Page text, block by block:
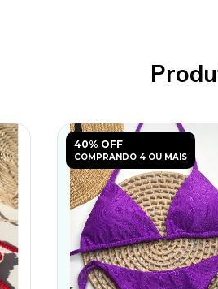
40% OFF
COMPRANDO 4 OU MAIS